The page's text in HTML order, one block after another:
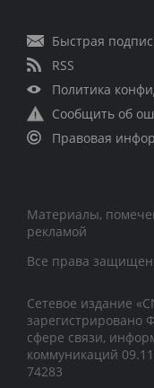
Быстрая
RSS
Политика
Сообщить об
Правовая
Материалы,
рекламой
Все права
Сетевое издание
зарегистрировано
сфере связи,
коммуникаций
74283